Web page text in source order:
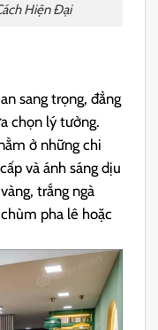
Hiện Đại
sang trọng, đẳng
chọn lý tưởng.
ở những chi
và ánh sáng dịu
trắng ngà
pha lê hoặc